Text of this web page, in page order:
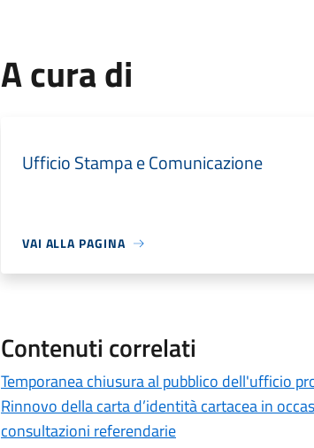
A cura di
Ufficio Stampa e Comunicazione
VAI ALLA PAGINA
Contenuti correlati
Temporanea chiusura al pubblico dell'ufficio
Rinnovo della carta d’identità cartacea in
consultazioni referendarie